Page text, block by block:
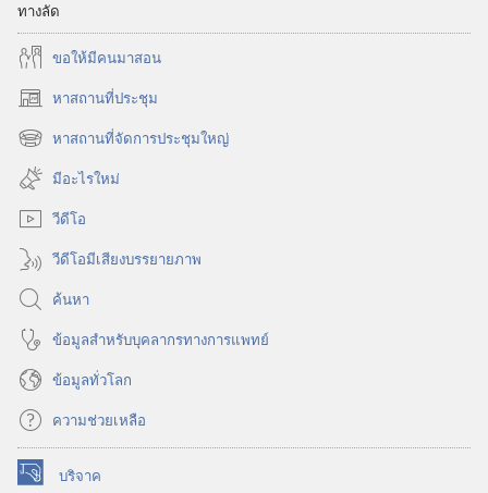
ทางลัด
ขอ​ให้​มี​คน​มา​สอน
หาสถานที่ประชุม
(เปิด
หน้าต่างหาสถานที่จัดการประชุมใหญ่
(เปิด
หน้าต่าง
ใหม่)
มีอะไรใหม่
วีดีโอ
วีดีโอมีเสียงบรรยายภาพ
ค้นหา
ข้อมูล​สำหรับ​บุคลากร​ทาง​การ​แพทย์
ข้อมูล​ทั่ว​โลก
ความช่วยเหลือ
บริจาค
(เปิด